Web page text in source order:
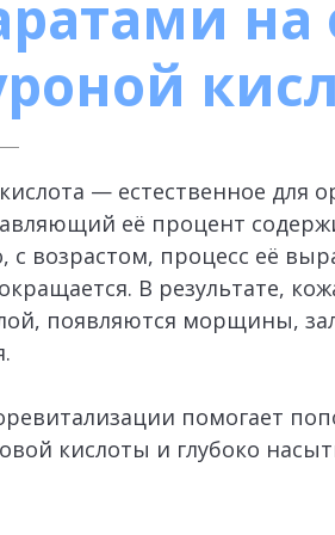
на
— естественное для
её процент
с возрастом, процесс её
В результате,
появляются морщины,
помогает
кислоты и глубоко